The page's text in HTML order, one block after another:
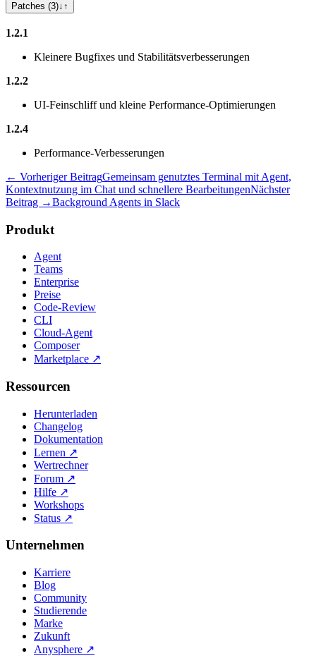
Patches (3)↓ ↑
1.2.1
Kleinere Bugfixes und Stabilitätsverbesserungen
1.2.2
UI-Feinschliff und kleine Performance-Optimierungen
1.2.4
Performance-Verbesserungen
← Vorheriger BeitragGemeinsam genutztes Terminal mit Agent,
Kontextnutzung im Chat und schnellere BearbeitungenNächster
Beitrag →Background Agents in Slack
Produkt
Agent
Teams
Enterprise
Preise
Code-Review
CLI
Cloud-Agent
Composer
Marketplace ↗
Ressourcen
Herunterladen
Changelog
Dokumentation
Lernen ↗
Wertrechner
Forum ↗
Hilfe ↗
Workshops
Status ↗
Unternehmen
Karriere
Blog
Community
Studierende
Marke
Zukunft
Anysphere ↗